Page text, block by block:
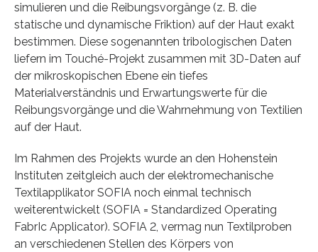
simulieren und die Reibungsvorgänge (z. B. die
statische und dynamische Friktion) auf der Haut exakt
bestimmen. Diese sogenannten tribologischen Daten
liefern im Touché-Projekt zusammen mit 3D-Daten auf
der mikroskopischen Ebene ein tiefes
Materialverständnis und Erwartungswerte für die
Reibungsvorgänge und die Wahrnehmung von Textilien
auf der Haut.
Im Rahmen des Projekts wurde an den Hohenstein
Instituten zeitgleich auch der elektromechanische
Textilapplikator SOFIA noch einmal technisch
weiterentwickelt (SOFIA = Standardized Operating
FabrIc Applicator). SOFIA 2, vermag nun Textilproben
an verschiedenen Stellen des Körpers von